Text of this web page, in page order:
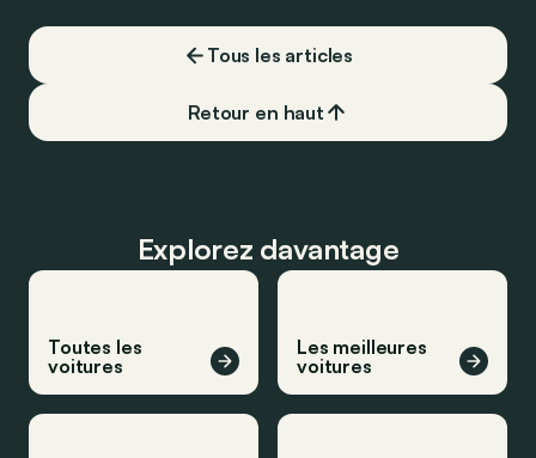
Tous les articles
Retour en haut
Explorez davantage
Toutes les
voitures
Les meilleures
voitures